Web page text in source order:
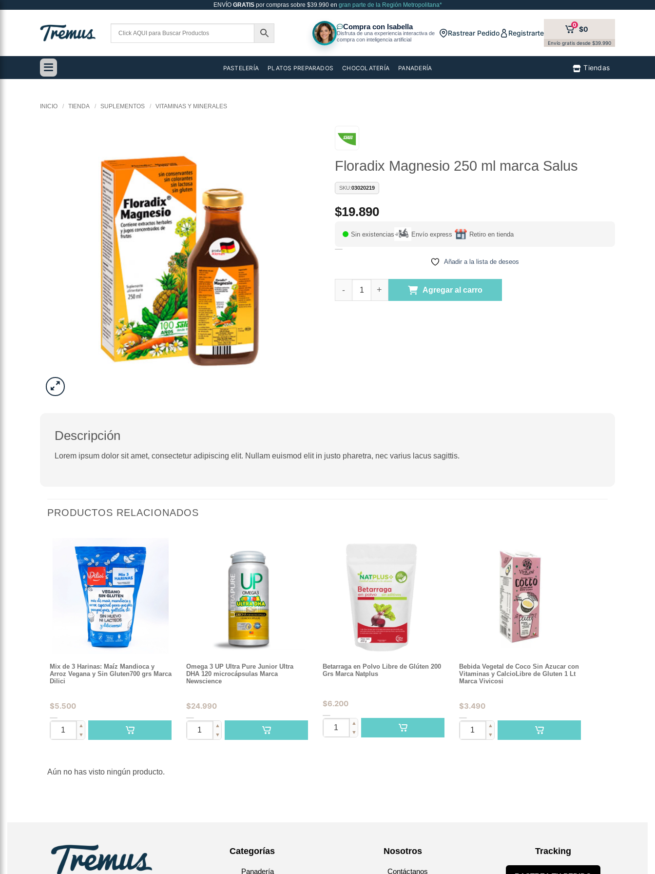
ENVÍO GRATISpor compras sobre $39.990 en gran parte de la Región Metropolitana*
Rastrear Pedido Registrarte
0 $0
Envío gratis desde $39.990
PASTELERÍA PLATOS PREPARADOS CHOCOLATERÍA PANADERÍA Tiendas
INICIO / TIENDA / SUPLEMENTOS / VITAMINAS Y MINERALES
Floradix Magnesio 250 ml marca Salus
SKU:03020219
$19.890
Sin existencias Envío express Retiro en tienda
Añadir a la lista de deseos
Agregar al carro
Descripción
Lorem ipsum dolor sit amet, consectetur adipiscing elit. Nullam euismod elit in justo pharetra, nec varius lacus sagittis.
PRODUCTOS RELACIONADOS
Mix de 3 Harinas: Maíz Mandioca y
Arroz Vegana y Sin Gluten700 grs Marca
Dilici
$5.500
▲
▼
Omega 3 UP Ultra Pure Junior Ultra
DHA 120 microcápsulas Marca
Newscience
$24.990
▲
▼
Betarraga en Polvo Libre de Glúten 200
Grs Marca Natplus
$6.200
▲
▼
Bebida Vegetal de Coco Sin Azucar con
Vitaminas y CalcioLibre de Gluten 1 Lt
Marca Vivicosi
$3.490
▲
▼
Aún no has visto ningún producto.
Categorías
Panadería
Nosotros
Contáctanos
Tracking